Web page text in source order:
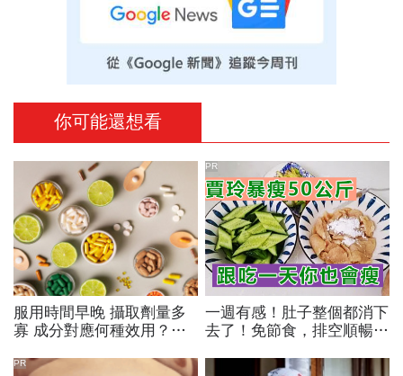
你可能還想看
服用時間早晚 攝取劑量多
寡 成分對應何種效用？
吃才對
一週有感！肚子整個都消下
去了！免節食，排空順暢就
PR
PR